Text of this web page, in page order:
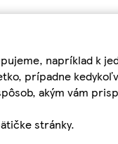
napríklad k
prípadne
akým vám
stránky.